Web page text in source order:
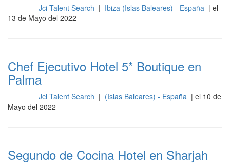
Jci Talent Search | Ibiza (Islas Baleares) - España | el
13 de Mayo del 2022
Chef Ejecutivo Hotel 5* Boutique en
Palma
Jci Talent Search | (Islas Baleares) - España | el 10 de
Mayo del 2022
Segundo de Cocina Hotel en Sharjah